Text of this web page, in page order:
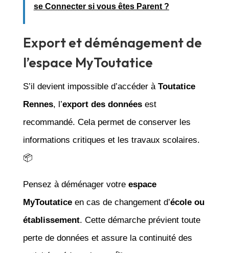
se Connecter si vous êtes Parent ?
Export et déménagement de
l’espace MyToutatice
S’il devient impossible d’accéder à Toutatice
Rennes, l’export des donnéesest
recommandé. Cela permet de conserver les
informations critiques et les travaux scolaires.
📦
Pensez à déménager votre espace
MyToutaticeen cas de changement d’école ou
établissement. Cette démarche prévient toute
perte de données et assure la continuité des